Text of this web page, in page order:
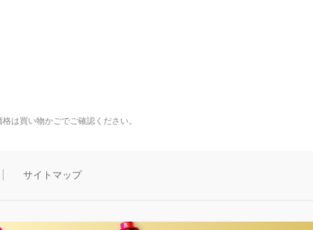
は買い物かごでご確認ください。
サイトマップ